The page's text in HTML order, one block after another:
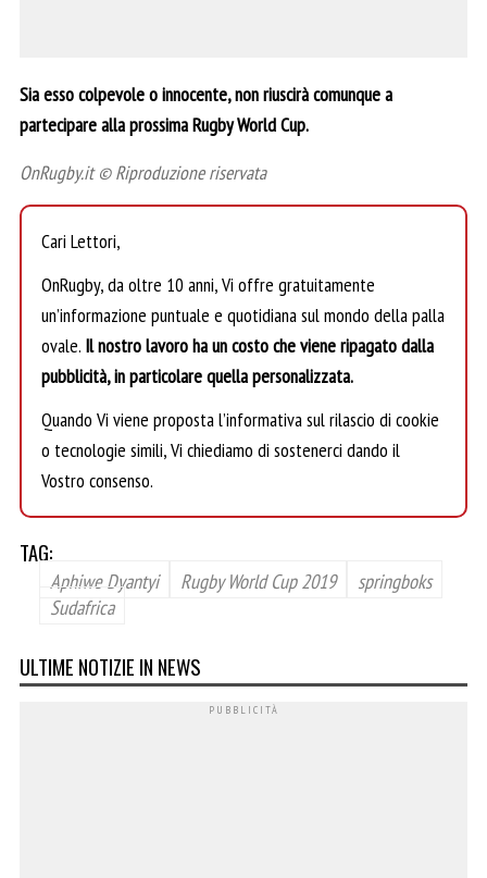
Sia esso colpevole o innocente, non riuscirà comunque a
partecipare alla prossima Rugby World Cup.
OnRugby.it © Riproduzione riservata
Cari Lettori,
OnRugby, da oltre 10 anni, Vi offre gratuitamente
un’informazione puntuale e quotidiana sul mondo della palla
ovale. Il nostro lavoro ha un costo che viene ripagato dalla
pubblicità, in particolare quella personalizzata.
Quando Vi viene proposta l’informativa sul rilascio di cookie
o tecnologie simili, Vi chiediamo di sostenerci dando il
Vostro consenso.
TAG:
Aphiwe Dyantyi Rugby World Cup 2019
springboks
Sudafrica
ULTIME NOTIZIE IN NEWS